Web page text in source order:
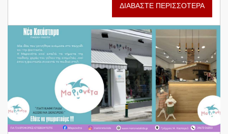
ΔΙΑΒΑΣΤΕ ΠΕΡΙΣΣΟΤΕΡΑ